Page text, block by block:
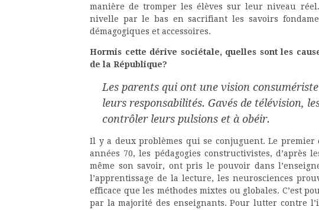
manière de tromper les élèves sur leur niveau
nivelle par le bas en sacrifiant les savoirs
démagogiques et accessoires.
Hormis cette dérive sociétale, quelles sont les
de la République?
Les parents qui ont une vision consumériste
leurs responsabilités. Gavés de télévision,
contrôler leurs pulsions et à obéir.
Il y a deux problèmes qui se conjuguent. Le premier
années 70, les pédagogies constructivistes, d’après
même son savoir, ont pris le pouvoir dans
l’apprentissage de la lecture, les neurosciences
efficace que les méthodes mixtes ou globales. C’est
par la majorité des enseignants. Pour lutter contre